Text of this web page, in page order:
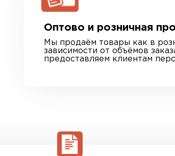
Оптово и розничная
Мы продаём товары как в
зависимости от объёмов
предоставляем клиентам